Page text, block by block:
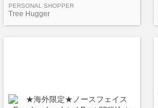
PERSONAL SHOPPER
Tree Hugger